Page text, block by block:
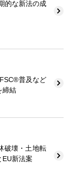
的な新法の成
普及など
締結
破壊・土地転
EU新法案